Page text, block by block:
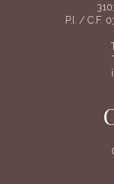
P.I. / C.F.